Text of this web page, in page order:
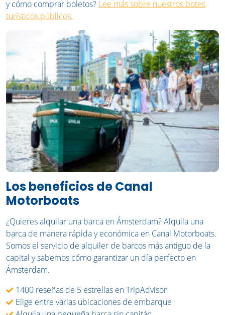
y cómo comprar boletos? Lee más sobre nuestros botes
turísticos públicos.
Los beneficios de Canal
Motorboats
¿Quieres alquilar una barca en Ámsterdam? Alquila una
barca de manera rápida y económica en Canal Motorboats.
Somos el servicio de alquiler de barcos más antiguo de la
capital y sabemos cómo garantizar un día perfecto en
Ámsterdam.
1400 reseñas de 5 estrellas en TripAdvisor
Elige entre varias ubicaciones de embarque